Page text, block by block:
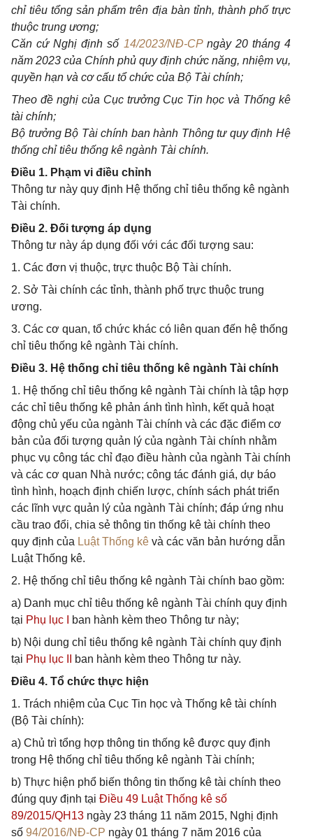
chỉ tiêu tổng sản phẩm trên địa bàn tỉnh, thành phố trực
thuộc trung ương;
Căn cứ Nghị định số 14/2023/NĐ-CPngày 20 tháng 4
năm 2023 của Chính phủ quy định chức năng, nhiệm vụ,
quyền hạn và cơ cấu tổ chức của Bộ Tài chính;
Theo đềnghị của Cục trưởng Cục Tin học và Thống kê
tài chính;
Bộ trưởng Bộ Tài chính ban hành Thông tư quy định Hệ
thống chỉ tiêu thống kê ngành Tài chính.
Điều 1. Phạm vi điều chỉnh
Thông tư này quy định Hệ thống chỉ tiêu thống kê ngành
Tài chính.
Điều 2. Đối tượng áp dụng
Thông tư này áp dụng đối với các đối tượng sau:
1. Các đơn vị thuộc, trực thuộc Bộ Tài chính.
2. Sở Tài chính các tỉnh, thành phố trực thuộc trung
ương.
3. Các cơ quan, tổ chức khác có liên quan đến hệ thống
chỉ tiêu thống kê ngành Tài chính.
Điều 3. Hệ thống chỉ tiêu thống kê ngành Tài chính
1. Hệ thống chỉ tiêu thống kê ngành Tài chính là tập hợp
các chỉ tiêu thống kê phản ánh tình hình, kết quả hoạt
động chủ yếu của ngành Tài chính và các đặc điểm cơ
bản của đối tượng quản lý của ngành Tài chính nhằm
phục vụ công tác chỉ đạo điều hành của ngành Tài chính
và các cơ quan Nhà nước; công tác đánh giá, dự báo
tình hình, hoạch định chiến lược, chính sách phát triển
các lĩnh vực quản lý của ngành Tài chính; đáp ứng nhu
cầu trao đổi, chia sẻ thông tin thống kê tài chính theo
quy định của Luật Thống kê và các văn bản hướng dẫn
Luật Thống kê.
2. Hệ thống chỉ tiêu thống kê ngành Tài chính bao gồm:
a) Danh mục chỉ tiêu thống kê ngành Tài chính quy định
tại Phụ lục I
ban hành kèm theo Thông tư này;
b) Nội dung chỉ tiêu thống kê ngành Tài chính quy định
tại Phụ lục II
ban hành kèm theo Thông tư này.
Điều 4. Tổ chức thực hiện
1. Trách nhiệm của Cục Tin học và Thống kê tài chính
(Bộ Tài chính):
a) Chủ trì tổng hợp thông tin thống kê được quy định
trong Hệ thống chỉ tiêu thống kê ngành Tài chính;
b) Thực hiện phổ biến thông tin thống kê tài chính theo
đúng quy định tại Điều 49 Luật Thống kê số
89/2015/QH13 ngày 23 tháng 11 năm 2015, Nghị định
số 94/2016/NĐ-CP ngày 01 tháng 7 năm 2016 của